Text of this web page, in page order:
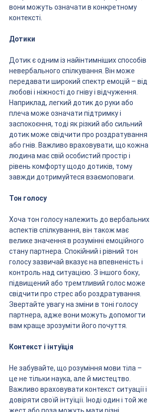
вони можуть означати в конкретному
контексті.
Дотики
Дотик є одним із найінтимніших способів
невербального спілкування. Він може
передавати широкий спектр емоцій – від
любові і ніжності до гніву і відчуження.
Наприклад, легкий дотик до руки або
плеча може означати підтримку і
заспокоєння, тоді як різкий або сильний
дотик може свідчити про роздратування
або гнів. Важливо враховувати, що кожна
людина має свій особистий простір і
рівень комфорту щодо дотиків, тому
завжди дотримуйтеся взаємоповаги.
Тон голосу
Хоча тон голосу належить до вербальних
аспектів спілкування, він також має
велике значення в розумінні емоційного
стану партнера. Спокійний і рівний тон
голосу зазвичай вказує на впевненість і
контроль над ситуацією. З іншого боку,
підвищений або тремтливий голос може
свідчити про стрес або роздратування.
Звертайте увагу на зміни в тоні голосу
партнера, адже вони можуть допомогти
вам краще зрозуміти його почуття.
Контекст і інтуїція
Не забувайте, що розуміння мови тіла –
це не тільки наука, але й мистецтво.
Важливо враховувати контекст ситуації і
довіряти своїй інтуїції. Іноді один і той же